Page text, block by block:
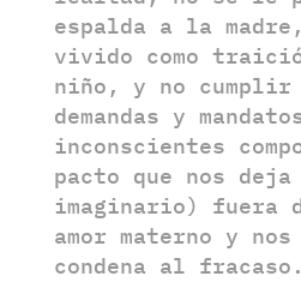
espalda a la
vivido como
niño, y no cumplir
demandas y
inconscientes
pacto que nos
imaginario) fuera
amor materno y nos
condena al